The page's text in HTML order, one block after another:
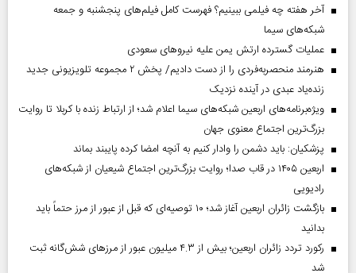
آخر هفته چه فیلمی ببینیم؟ فهرست کامل فیلم‌های پنجشنبه و جمعه
شبکه‌های سیما
عملیات گسترده ارتش یمن علیه نیروهای سعودی
هنرمند منحصر‌به‌فردی را از دست دادیم/ پخش ۲ مجموعه تلویزیونی جدید
زنده‌یاد عبدی در آینده نزدیک
ویژه‌برنامه‌های اربعین شبکه‌های سیما اعلام شد؛ از ارتباط زنده با کربلا تا روایت
بزرگ‌ترین اجتماع معنوی جهان
پزشکیان: باید دشمن را وادار کنیم به آنچه امضا کرده پایبند بماند
اربعین ۱۴۰۵ در قاب صدا؛ روایت بزرگ‌ترین اجتماع شیعیان از شبکه‌های
رادیویی
بازگشت زائران اربعین آغاز شد؛ ۱۰ توصیه‌ای که قبل از عبور از مرز حتماً باید
بدانید
رکورد تردد زائران اربعین؛ بیش از ۴.۳ میلیون عبور از مرزهای شش‌گانه ثبت
شد